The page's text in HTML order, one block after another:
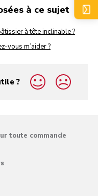
à ce sujet
à tête inclinable ?
vous m’aider ?
?
toute commande